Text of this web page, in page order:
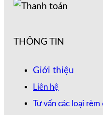
THÔNG TIN
Giới thiệu
Liên hệ
Tư vấn các loại rèm